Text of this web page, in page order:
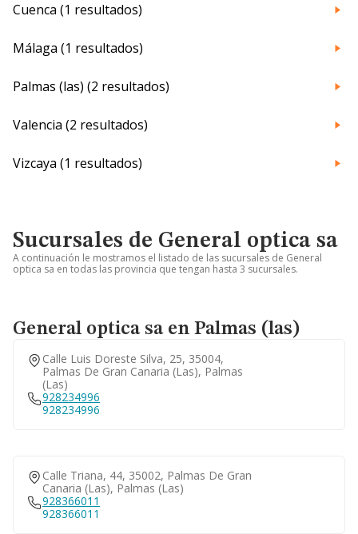
Cuenca (1 resultados)
Málaga (1 resultados)
Palmas (las) (2 resultados)
Valencia (2 resultados)
Vizcaya (1 resultados)
Sucursales de General optica sa
A continuación le mostramos el listado de las sucursales de General
optica sa en todas las provincia que tengan hasta 3 sucursales.
General optica sa en Palmas (las)
Calle Luis Doreste Silva, 25, 35004,
Palmas De Gran Canaria (las), Palmas
(las)
928234996
928234996
Calle Triana, 44, 35002, Palmas De Gran
Canaria (las), Palmas (las)
928366011
928366011